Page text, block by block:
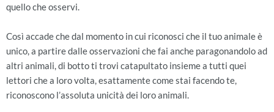
quello che osservi.
Così accade che dal momento in cui riconosci che il tuo animale è
unico, a partire dalle osservazioni che fai anche paragonandolo ad
altri animali, di botto ti trovi catapultato insieme a tutti quei
lettori che a loro volta, esattamente come stai facendo te,
riconoscono l’assoluta unicità dei loro animali.